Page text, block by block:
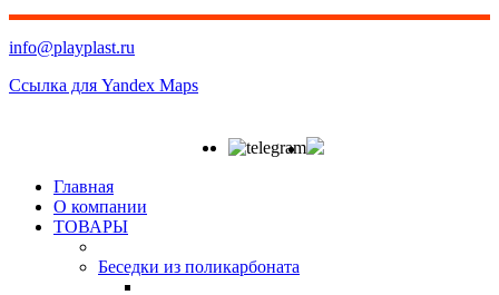
info@playplast.ru
Ссылка для Yandex Maps
Главная
О компании
ТОВАРЫ
Беседки из поликарбоната